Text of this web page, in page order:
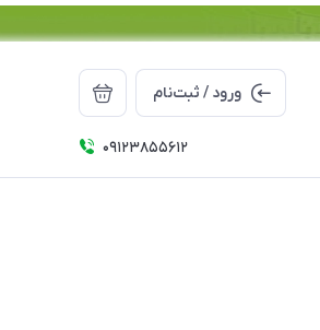
ورود / ثبت‌نام
09123855612